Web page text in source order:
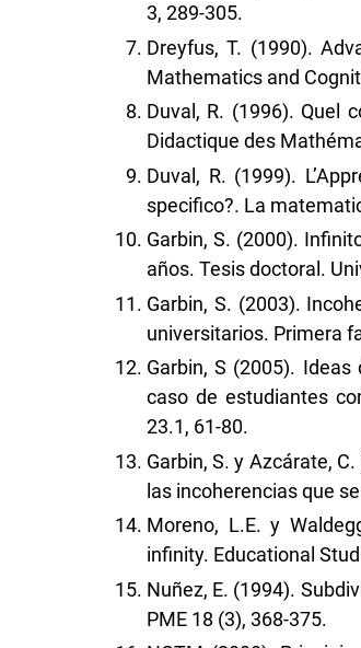
3, 289-305.
Dreyfus, T. (1990).
Mathematics and
Duval, R. (1996). Quel
Didactique des
Duval, R. (1999).
specifico?. La
Garbin, S. (2000).
años. Tesis doctoral.
Garbin, S. (2003).
universitarios. Primera
Garbin, S (2005).
caso de estudiantes
23.1, 61-80.
Garbin, S. y Azcárate,
las incoherencias que
Moreno, L.E. y
infinity. Educational
Nuñez, E. (1994).
PME 18 (3), 368-375.